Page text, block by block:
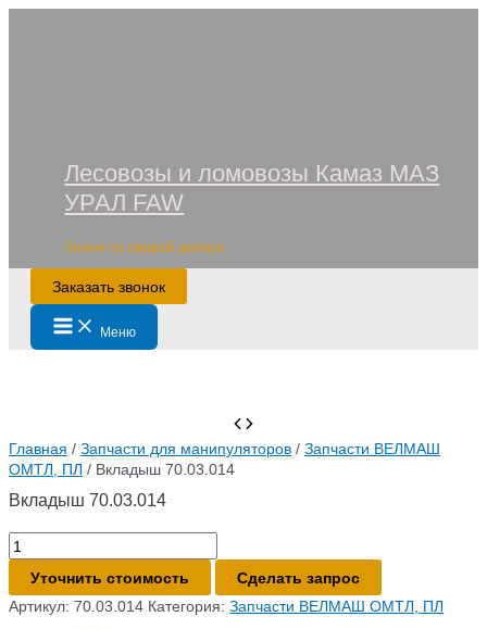
Лесовозы и ломовозы Камаз МАЗ
УРАЛ FAW
Лизинг со скидкой дилера
Заказать звонок
Main
Menu Меню
Главная / Запчасти для манипуляторов / Запчасти ВЕЛМАШ
ОМТЛ, ПЛ / Вкладыш 70.03.014
Вкладыш 70.03.014
Количество
товара
Вкладыш
70.03.014
Уточнить стоимость
Сделать запрос
Артикул: 70.03.014 Категория: Запчасти ВЕЛМАШ ОМТЛ, ПЛ